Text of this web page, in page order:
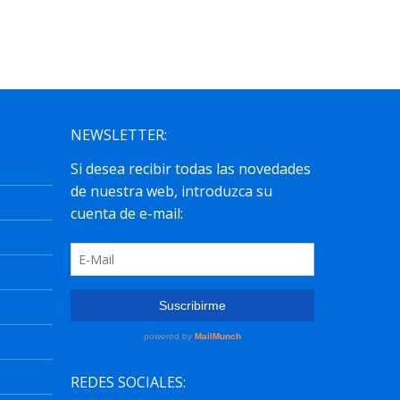
NEWSLETTER:
REDES SOCIALES: